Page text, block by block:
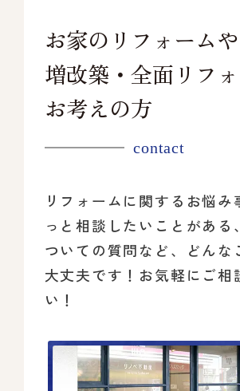
お家のリフォームや
増改築・全面リフ
お考えの方
contact
リフォームに関するお悩み
っと相談したいことがある、
ついての質問など、どんな
大丈夫です！ お気軽にご相
い！